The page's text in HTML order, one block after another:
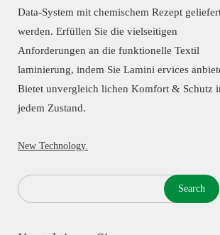
Data-System mit chemischem Rezept
werden. Erfüllen Sie die vielseitigen
Anforderungen an die funktionelle Textil
laminierung, indem Sie Lamini ervices
Bietet unvergleich lichen Komfort & Schutz
jedem Zustand.
New Technology.
Search